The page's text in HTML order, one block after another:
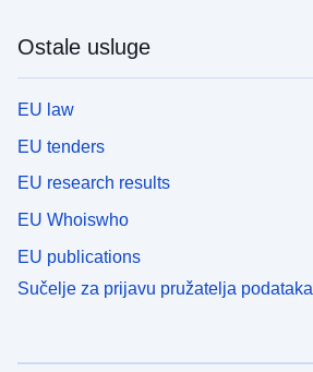
Ostale usluge
EU law
EU tenders
EU research results
EU Whoiswho
EU publications
Sučelje za prijavu pružatelja podataka